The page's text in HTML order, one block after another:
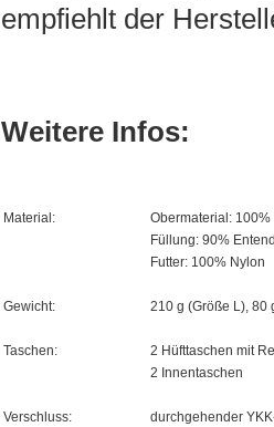
empfiehlt der
Weitere Infos:
Material:
Obermaterial: 100%
Füllung: 90%
Futter: 100% Nylon
Gewicht: 210 g (Größe L), 80
Taschen:
2 Hüfttaschen mit
2 Innentaschen
Verschluss: durchgehender